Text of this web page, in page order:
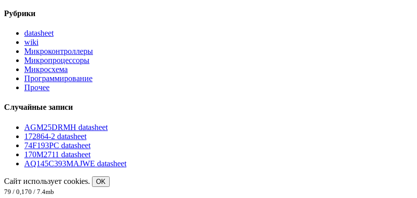
Рубрики
datasheet
wiki
Микроконтроллеры
Микропроцессоры
Микросхема
Программирование
Прочее
Случайные записи
AGM25DRMH datasheet
172864-2 datasheet
74F193PC datasheet
170M2711 datasheet
AQ145C393MAJWE datasheet
Сайт использует cookies.
OK
79 / 0,170 / 7.4mb